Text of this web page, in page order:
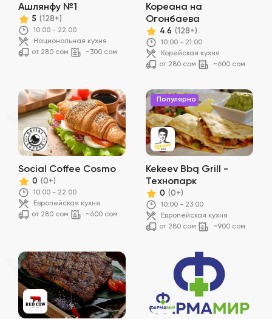
Ашлянфу №1
5 (128+)
10:00 - 22:00
Национальная кухня
от 280 сом
~300 сом
Кореана на
Огонбаева
4.6 (128+)
10:00 - 21:00
Корейская кухня
от 280 сом
~600 сом
Social Coffee Cosmo
0 (0+)
10:00 - 22:00
Европейская кухня
от 280 сом
~600 сом
Популярно
Kekeev Bbq Grill -
Технопарк
0 (0+)
10:00 - 23:00
Европейская кухня
от 280 сом
~900 сом